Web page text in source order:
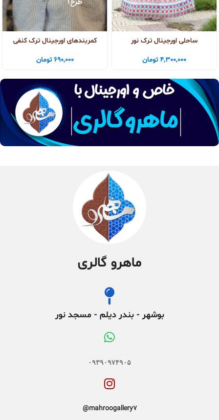
ساحلی اورجینال ترک نور
4,300,000 تومان
کمربندهای اورجینال ترک کنفی
690,000 تومان
ماهرو گالری
بوشهر - بندر دیلم - مسجد نور
۰۹۳۹۰۹۷۴۹۰۵
mahroogallery7@